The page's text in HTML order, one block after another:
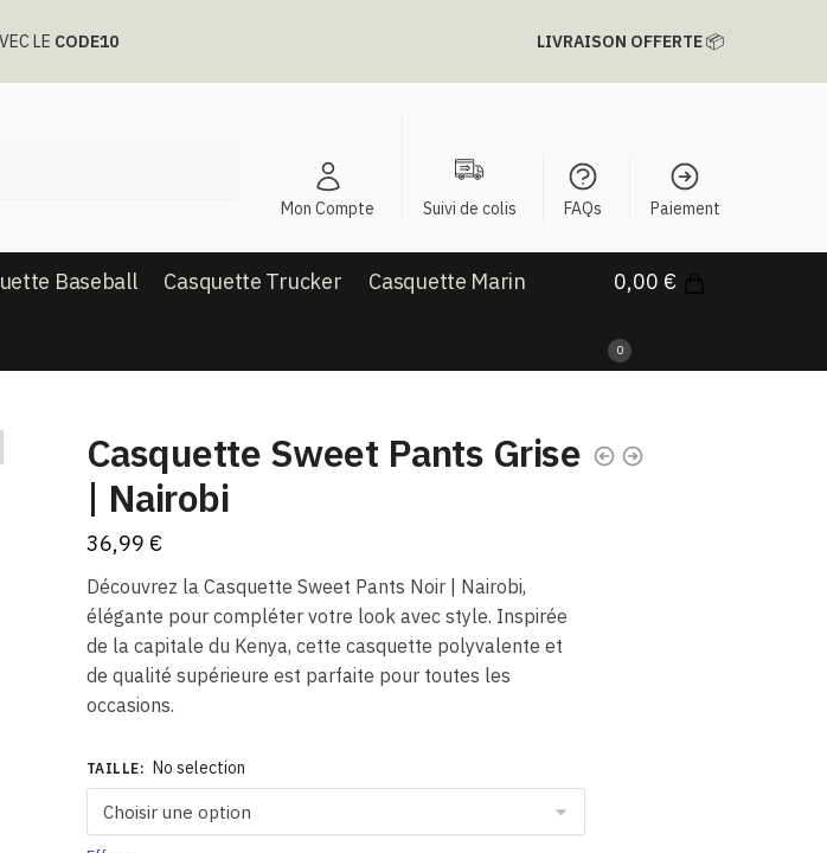
LE CODE10 LIVRAISON OFFERTE📦
Mon Compte Suivi de colis FAQs Paiement
Baseball Casquette Trucker Casquette Marin 0,00 €
0
Casquette Sweet Pants Grise
| Nairobi
36,99 €
Découvrez la Casquette Sweet Pants Noir | Nairobi,
élégante pour compléter votre look avec style. Inspirée
de la capitale du Kenya, cette casquette polyvalente et
de qualité supérieure est parfaite pour toutes les
occasions.
TAILLE: No selection